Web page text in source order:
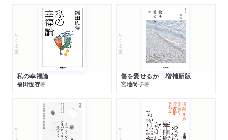
日本に帰って
文庫版あとがき
アメリカのできごと
エッセイ 伊藤詩織
ちくま文庫
私の幸福論
福田恆存著
ちくま文庫
傷を愛せるか 増補新版
宮地尚子著
ちくま文庫 ちくま文庫